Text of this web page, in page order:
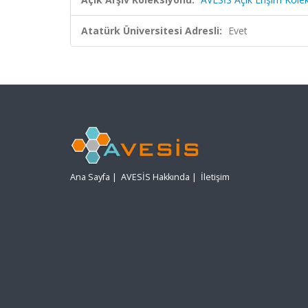
Atatürk Üniversitesi Adresli: Evet
Ana Sayfa | AVESİS Hakkında | İletişim